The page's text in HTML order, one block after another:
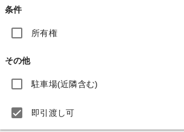
条件
所有権
その他
駐車場(近隣含む)
即引渡し可